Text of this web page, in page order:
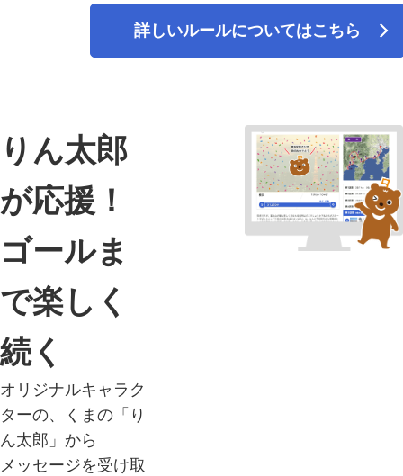
詳しいルールについてはこちら
りん太郎
が応援！
ゴールま
で楽しく
続く
オリジナルキャラク
ターの、くまの「り
ん太郎」から
メッセージを受け取